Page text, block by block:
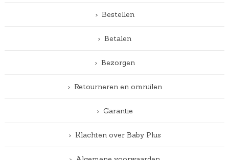
Bestellen
Betalen
Bezorgen
Retourneren en omruilen
Garantie
Klachten over Baby Plus